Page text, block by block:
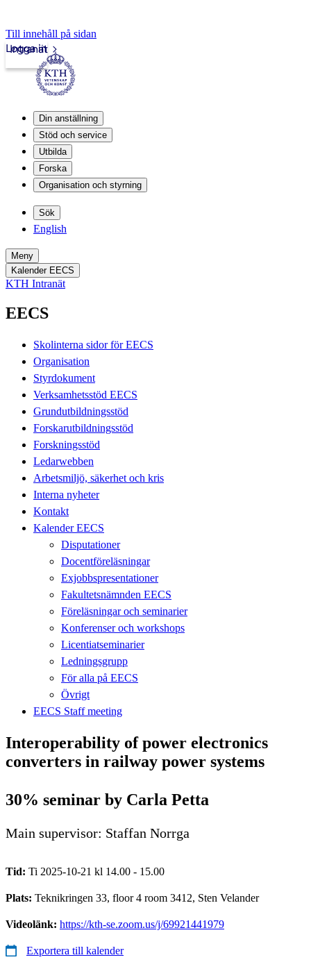
Till innehåll på sidan
Intranät
Logga in
Din anställning
Stöd och service
Utbilda
Forska
Organisation och styrning
Sök
English
Meny
Kalender EECS
KTH Intranät
EECS
Skolinterna sidor för EECS
Organisation
Styrdokument
Verksamhetsstöd EECS
Grundutbildningsstöd
Forskarutbildningsstöd
Forskningsstöd
Ledarwebben
Arbetsmiljö, säkerhet och kris
Interna nyheter
Kontakt
Kalender EECS
Disputationer
Docentföreläsningar
Exjobbspresentationer
Fakultetsnämnden EECS
Föreläsningar och seminarier
Konferenser och workshops
Licentiatseminarier
Ledningsgrupp
För alla på EECS
Övrigt
EECS Staff meeting
Interoperability of power electronics
converters in railway power systems
30% seminar by Carla Petta
Main supervisor: Staffan Norrga
Tid: Ti 2025-10-21 kl 14.00 - 15.00
Plats: Teknikringen 33, floor 4 room 3412, Sten Velander
Videolänk: https://kth-se.zoom.us/j/69921441979
Exportera till kalender